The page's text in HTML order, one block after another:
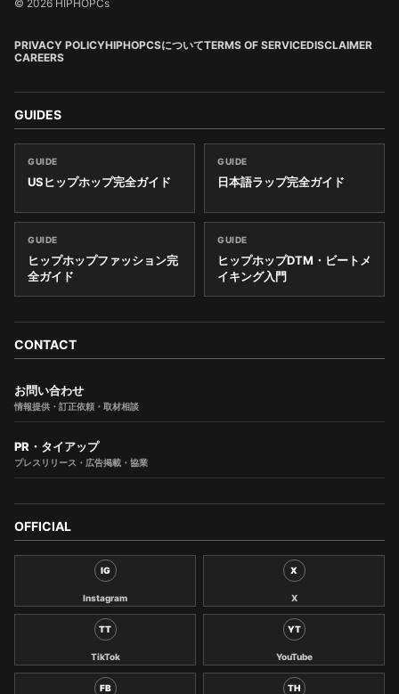
© 2026 HIPHOPCs
PRIVACY POLICYHIPHOPCSについてTERMS OF SERVICEDISCLAIMER
CAREERS
GUIDES
GUIDE
USヒップホップ完全ガイド
GUIDE
日本語ラップ完全ガイド
GUIDE
ヒップホップファッション完
全ガイド
GUIDE
ヒップホップDTM・ビートメ
イキング入門
CONTACT
お問い合わせ
情報提供・訂正依頼・取材相談
PR・タイアップ
プレスリリース・広告掲載・協業
OFFICIAL
IG
Instagram
X
X
TT
TikTok
YT
YouTube
FB TH